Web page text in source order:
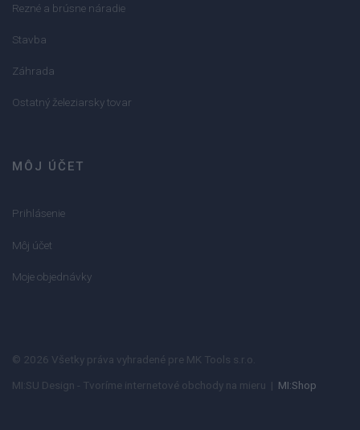
Rezné a brúsne náradie
Stavba
Záhrada
Ostatný železiarsky tovar
MÔJ ÚČET
Prihlásenie
Môj účet
Moje objednávky
© 2026 Všetky práva vyhradené pre MK Tools s.r.o.
MI:SU Design - Tvoríme internetové obchody na mieru | MI:Shop